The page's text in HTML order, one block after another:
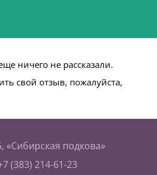
ничего не рассказали.
свой отзыв, пожалуйста,
«Сибирская подкова»
(383) 214-61-23